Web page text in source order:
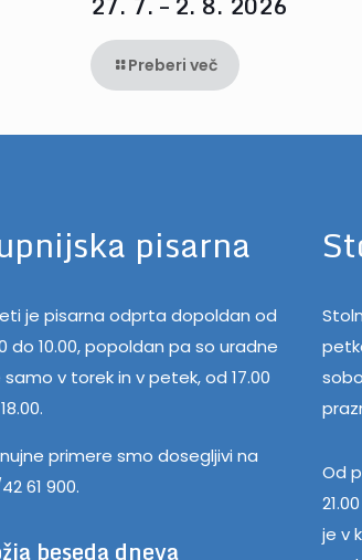
Preberi več
pisarna
je pisarna odprta dopoldan od
do 10.00, popoldan pa so uradne
samo v torek in v petek, od 17.00
primere smo dosegljivi na
61 900.
beseda dneva
Od
je v